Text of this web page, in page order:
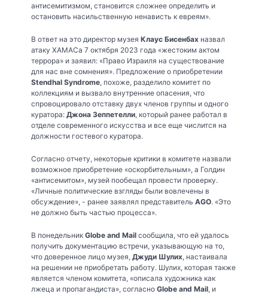
антисемитизмом, становится сложнее определить и
остановить насильственную ненависть к евреям».
В ответ на это директор музея Клаус Бисенбах назвал
атаку ХАМАСа 7 октября 2023 года «жестоким актом
террора» и заявил: «Право Израиля на существование
для нас вне сомнения». Предложение о приобретении
Stendhal Syndrome, похоже, разделило комитет по
коллекциям и вызвало внутренние опасения, что
спровоцировало отставку двух членов группы и одного
куратора: Джона Зеппетелли, который ранее работал в
отделе современного искусства и все еще числится на
должности гостевого куратора.
Согласно отчету, некоторые критики в комитете назвали
возможное приобретение «оскорбительным», а Голдин
«антисемитом», музей пообещал провести проверку.
«Личные политические взгляды были вовлечены в
обсуждение», - ранее заявлял представитель AGO. «Это
не должно быть частью процесса».
В понедельник Globe and Mail сообщила, что ей удалось
получить документацию встречи, указывающую на то,
что доверенное лицо музея, Джуди Шулих, настаивала
на решении не приобретать работу. Шулих, которая также
является членом комитета, «описала художника как
лжеца и пропагандиста», согласно Globe and Mail, и